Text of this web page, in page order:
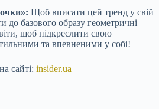
Щоб вписати цей тренд у свій
до базового образу геометричні
щоб підкреслити свою
та впевненими у собі!
сайті: insider.ua